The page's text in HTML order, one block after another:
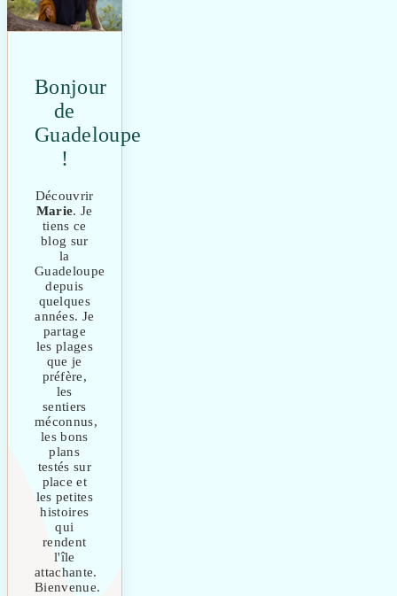
Bonjour
de
Guadeloupe
!
Découvrir
Marie. Je
tiens ce
blog sur
la
Guadeloupe
depuis
quelques
années. Je
partage
les plages
que je
préfère,
les
sentiers
méconnus,
les bons
plans
testés sur
place et
les petites
histoires
qui
rendent
l'île
attachante.
Bienvenue.